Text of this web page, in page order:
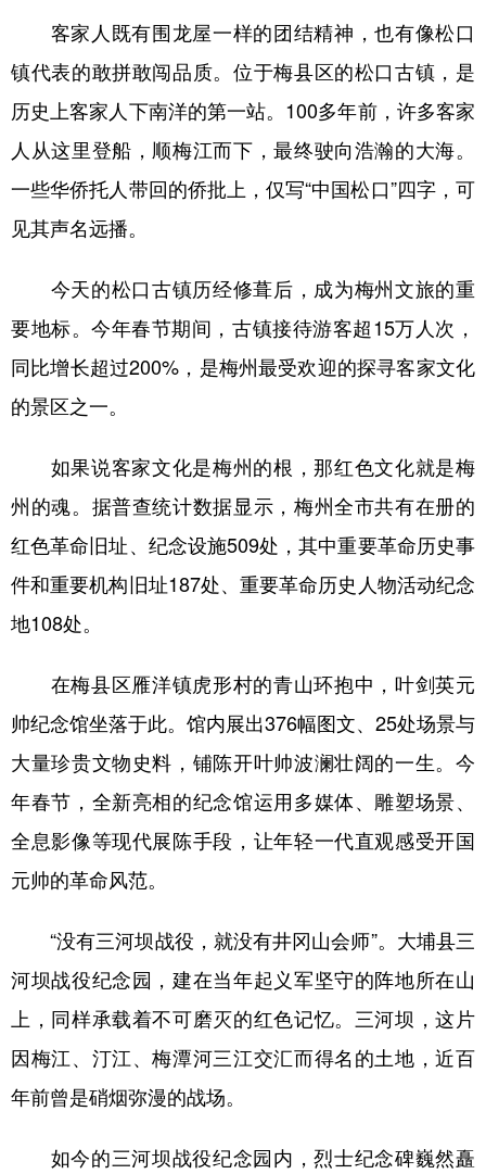
客家人既有围龙屋一样的团结精神，也有像松口
镇代表的敢拼敢闯品质。位于梅县区的松口古镇，是
历史上客家人下南洋的第一站。100多年前，许多客家
人从这里登船，顺梅江而下，最终驶向浩瀚的大海。
一些华侨托人带回的侨批上，仅写“中国松口”四字，可
见其声名远播。
今天的松口古镇历经修葺后，成为梅州文旅的重
要地标。今年春节期间，古镇接待游客超15万人次，
同比增长超过200%，是梅州最受欢迎的探寻客家文化
的景区之一。
如果说客家文化是梅州的根，那红色文化就是梅
州的魂。据普查统计数据显示，梅州全市共有在册的
红色革命旧址、纪念设施509处，其中重要革命历史事
件和重要机构旧址187处、重要革命历史人物活动纪念
地108处。
在梅县区雁洋镇虎形村的青山环抱中，叶剑英元
帅纪念馆坐落于此。馆内展出376幅图文、25处场景与
大量珍贵文物史料，铺陈开叶帅波澜壮阔的一生。今
年春节，全新亮相的纪念馆运用多媒体、雕塑场景、
全息影像等现代展陈手段，让年轻一代直观感受开国
元帅的革命风范。
“没有三河坝战役，就没有井冈山会师”。大埔县三
河坝战役纪念园，建在当年起义军坚守的阵地所在山
上，同样承载着不可磨灭的红色记忆。三河坝，这片
因梅江、汀江、梅潭河三江交汇而得名的土地，近百
年前曾是硝烟弥漫的战场。
如今的三河坝战役纪念园内，烈士纪念碑巍然矗